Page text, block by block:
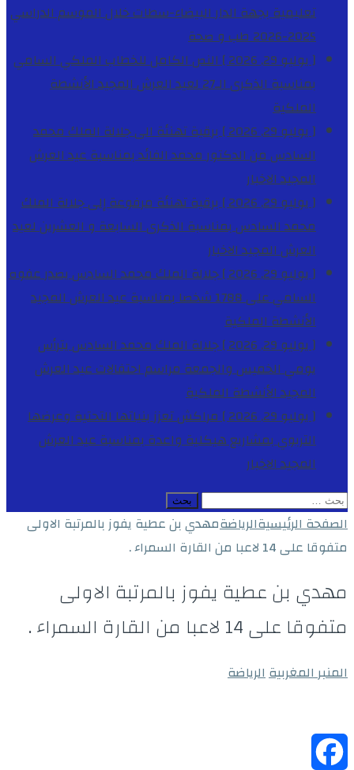
تعليمية بجهة الدار البيضاء-سطات خلال الموسم الدراسي
2025-2026
طب و صحة
[ يوليو 29, 2026 ]
النص الكامل للخطاب الملكي السامي
بمناسبة الذكرى الـ27 لعيد العرش المجيد
الأنشطة
الملكية
[ يوليو 29, 2026 ]
برقية تهنئة الى جلالة الملك محمد
السادس من الدكتور محمد الفائد بمناسبة عيد العرش
المجيدالاخبار
[ يوليو 29, 2026 ]
برقية تهنئة مرفوعة إلى جلالة الملك
محمد السادس بمناسبة الذكرى السابعة و العشرين لعيد
العرش المجيدالاخبار
[ يوليو 29, 2026 ]
جلالة الملك محمد السادس يصدر عفوه
السامي على 1788 شخصا بمناسبة عيد العرش المجيد
الأنشطة الملكية
[ يوليو 29, 2026 ]
جلالة الملك محمد السادس يترأس
يومي الخميس والجمعة مراسم احتفالات عيد العرش
المجيدالأنشطة الملكية
[ يوليو 29, 2026 ]
مراكش تعزز بنياتها التحتية وعرضها
التربوي بمشاريع هيكلية واعدة بمناسبة عيد العرش
المجيدالاخبار
البحث
عن:
الصفحة الرئيسيةالرياضةمهدي بن عطية يفوز بالمرتبة الاولى
متفوقا على 14 لاعبا من القارة السمراء .
مهدي بن عطية يفوز بالمرتبة الاولى
متفوقا على 14 لاعبا من القارة السمراء .
المنبر المغربيةالرياضة